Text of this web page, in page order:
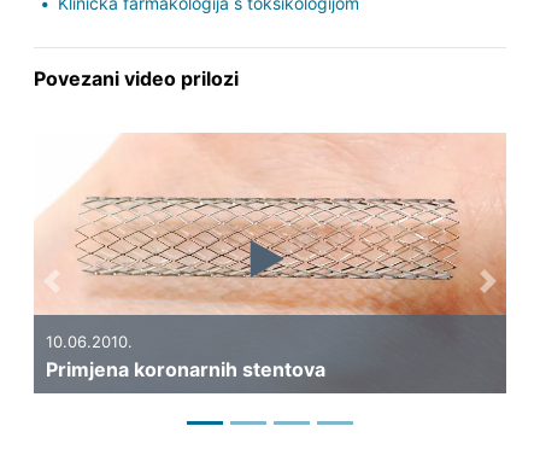
Povezani video prilozi
stentova
Previous Next